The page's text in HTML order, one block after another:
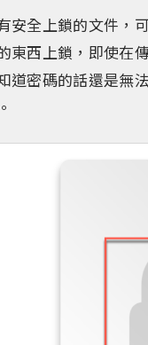
安全上鎖的文件，
東西上鎖，即使在
道密碼的話還是無